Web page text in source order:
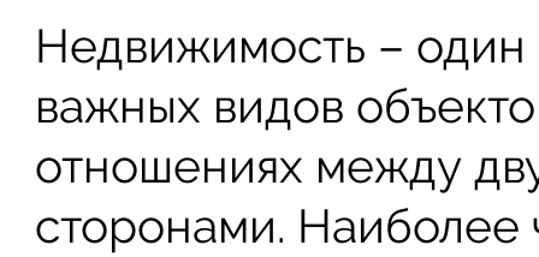
Недвижимость –
важных видов
отношениях между
сторонами.